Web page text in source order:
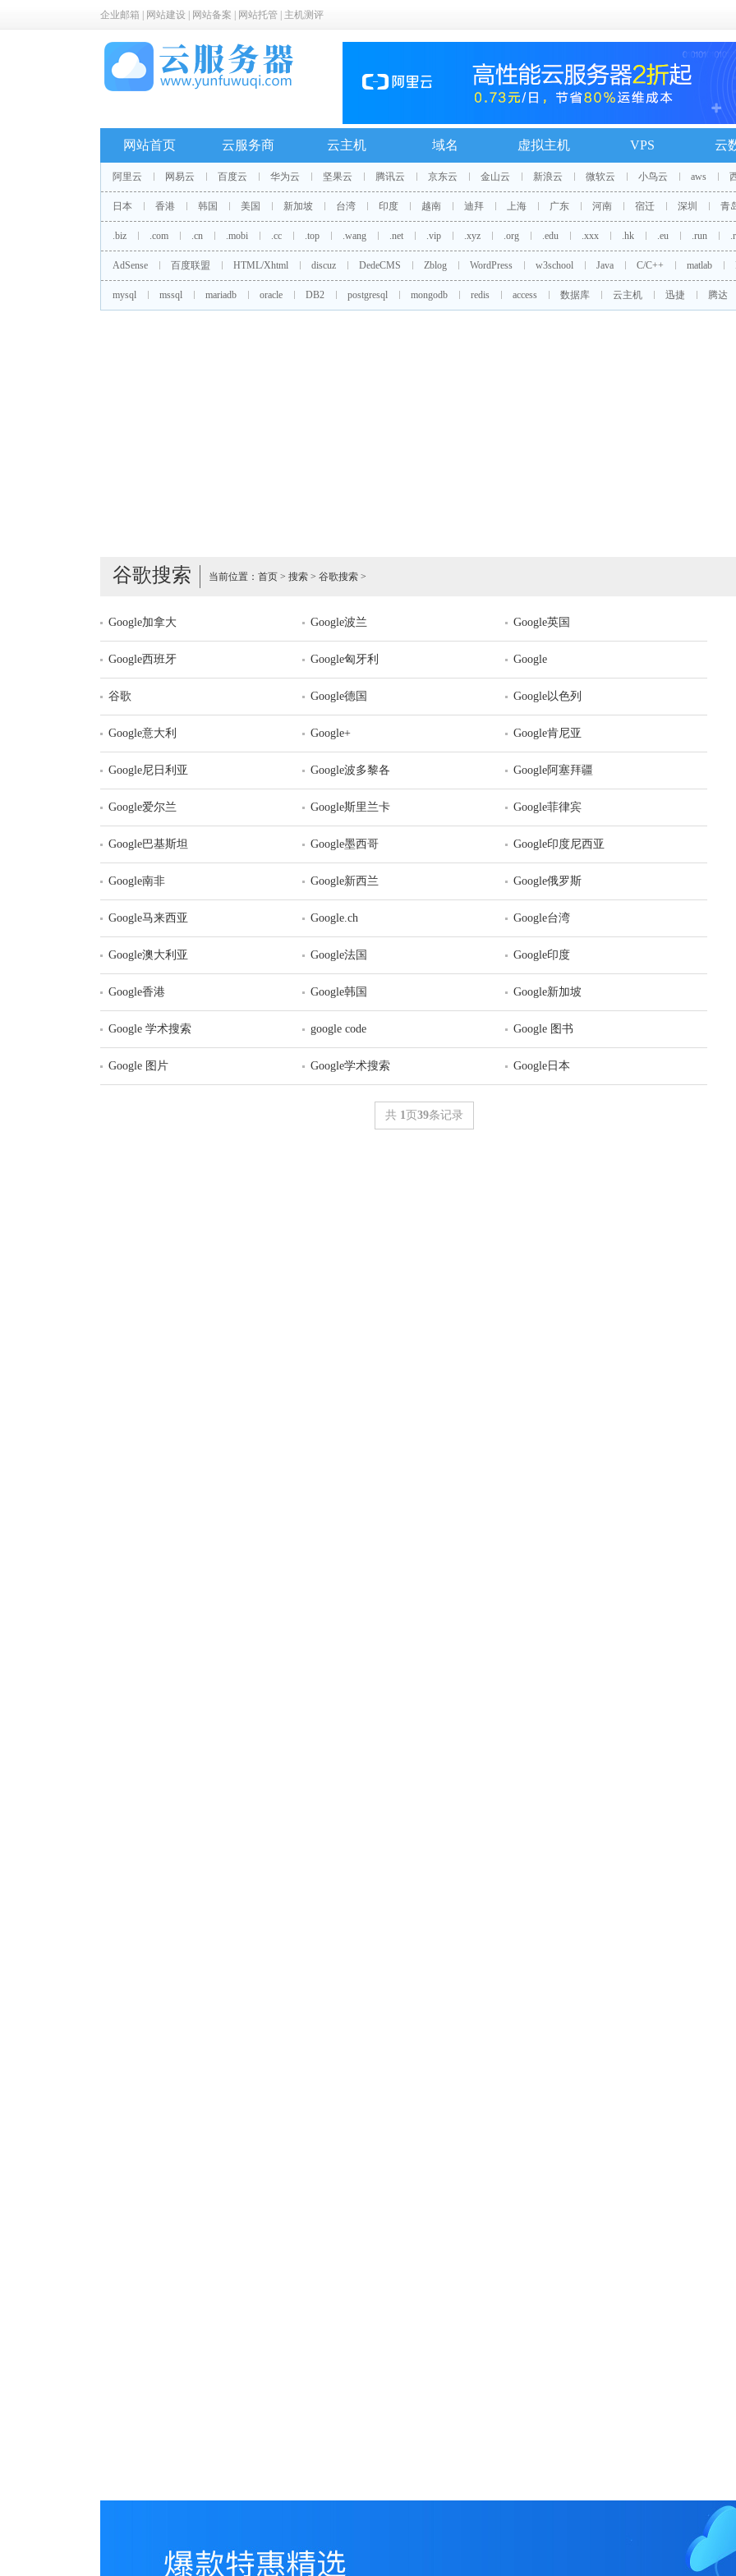
企业邮箱 网站建设 网站备案 网站托管 主机测评
网站首页 云服务商 云主机 域名 虚拟主机 VPS 云
阿里云 网易云 百度云 华为云 坚果云 腾讯云 京东云 金山云 新浪云 微软云 小鸟云 aws
日本 香港 韩国 美国 新加坡 台湾 印度 越南 迪拜 上海 广东 河南 宿迁 深圳 青
.biz .com .cn .mobi .cc .top .wang .net .vip .xyz .org .edu .xxx .hk .eu .run
AdSense 百度联盟 HTML/Xhtml discuz DedeCMS Zblog WordPress w3school Java C/C++ matlab
mysql mssql mariadb oracle DB2 postgresql mongodb redis access 数据库 云主机 迅捷 腾达
谷歌搜索 当前位置： 首页 > 搜索 > 谷歌搜索 >
Google加拿大 Google波兰 Google英国
Google西班牙 Google匈牙利 Google
谷歌 Google德国 Google以色列
Google意大利 Google+ Google肯尼亚
Google尼日利亚 Google波多黎各 Google阿塞拜疆
Google爱尔兰 Google斯里兰卡 Google菲律宾
Google巴基斯坦 Google墨西哥 Google印度尼西亚
Google南非 Google新西兰 Google俄罗斯
Google马来西亚 Google.ch Google台湾
Google澳大利亚 Google法国 Google印度
Google香港 Google韩国 Google新加坡
Google 学术搜索 google code Google 图书
Google 图片 Google学术搜索 Google日本
共 1 页 39条记录